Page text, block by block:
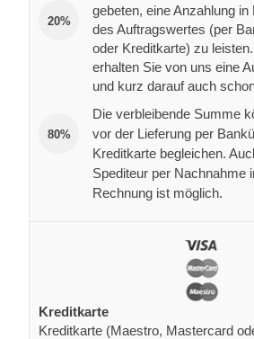
20%
gebeten, eine Anzahlung
des Auftragswertes (per
oder Kreditkarte) zu
erhalten Sie von uns eine
und kurz darauf auch
80%
Die verbleibende Summe
vor der Lieferung per
Kreditkarte begleichen.
Spediteur per Nachnahme
Rechnung ist möglich.
Kreditkarte
Kreditkarte (Maestro, Mastercard